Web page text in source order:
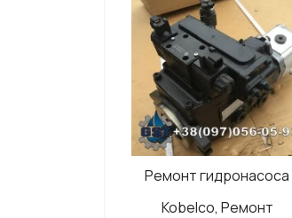
Ремонт гидронасоса
Kobelco, Ремонт